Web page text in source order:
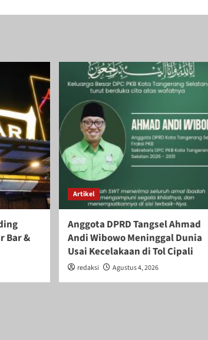
Bar &
Artikel
Anggota DPRD Tangsel Ahmad
Andi Wibowo Meninggal Dunia
Usai Kecelakaan di Tol Cipali
redaksi Agustus 4, 2026